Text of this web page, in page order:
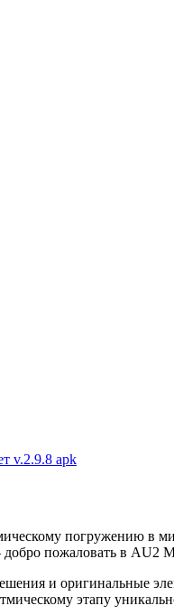
v.2.9.8 apk
погружению в
добро пожаловать в AU2
и оригинальные
этапу